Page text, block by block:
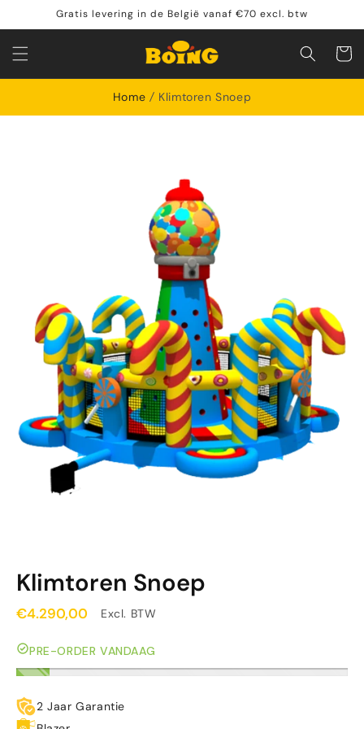
naar de
content
Gratis levering in de België vanaf €70 excl. btw
Home Klimtoren Snoep
Klimtoren Snoep
€4.290,00 Excl. BTW
PRE-ORDER VANDAAG
2 Jaar Garantie